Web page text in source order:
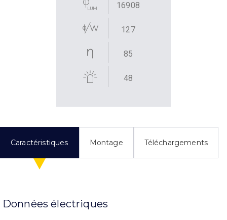
16908
127
85
48
Caractéristiques Montage Téléchargements
Données électriques